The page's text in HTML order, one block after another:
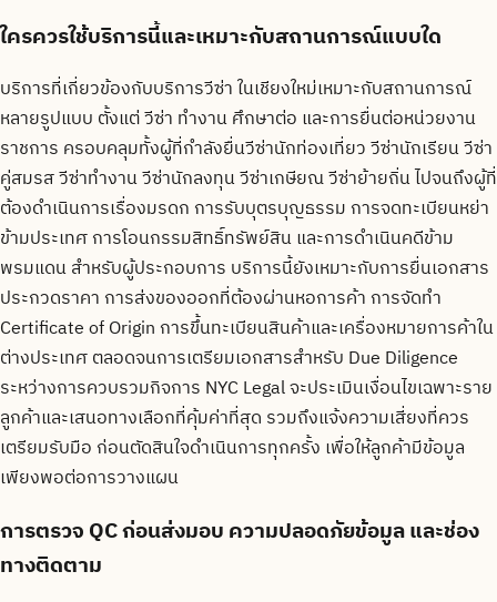
ใครควรใช้บริการนี้และเหมาะกับสถานการณ์แบบใด
บริการที่เกี่ยวข้องกับบริการวีซ่า ในเชียงใหม่เหมาะกับสถานการณ์
หลายรูปแบบ ตั้งแต่ วีซ่า ทำงาน ศึกษาต่อ และการยื่นต่อหน่วยงาน
ราชการ ครอบคลุมทั้งผู้ที่กำลังยื่นวีซ่านักท่องเที่ยว วีซ่านักเรียน วีซ่า
คู่สมรส วีซ่าทำงาน วีซ่านักลงทุน วีซ่าเกษียณ วีซ่าย้ายถิ่น ไปจนถึงผู้ที่
ต้องดำเนินการเรื่องมรดก การรับบุตรบุญธรรม การจดทะเบียนหย่า
ข้ามประเทศ การโอนกรรมสิทธิ์ทรัพย์สิน และการดำเนินคดีข้าม
พรมแดน สำหรับผู้ประกอบการ บริการนี้ยังเหมาะกับการยื่นเอกสาร
ประกวดราคา การส่งของออกที่ต้องผ่านหอการค้า การจัดทำ
Certificate of Origin การขึ้นทะเบียนสินค้าและเครื่องหมายการค้าใน
ต่างประเทศ ตลอดจนการเตรียมเอกสารสำหรับ Due Diligence
ระหว่างการควบรวมกิจการ NYC Legal จะประเมินเงื่อนไขเฉพาะราย
ลูกค้าและเสนอทางเลือกที่คุ้มค่าที่สุด รวมถึงแจ้งความเสี่ยงที่ควร
เตรียมรับมือ ก่อนตัดสินใจดำเนินการทุกครั้ง เพื่อให้ลูกค้ามีข้อมูล
เพียงพอต่อการวางแผน
การตรวจ QC ก่อนส่งมอบ ความปลอดภัยข้อมูล และช่อง
ทางติดตาม